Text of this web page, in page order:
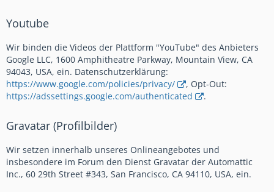
Youtube
Wir binden die Videos der Plattform "YouTube" des Anbieters
Google LLC, 1600 Amphitheatre Parkway, Mountain View, CA
94043, USA, ein. Datenschutzerklärung:
https://www.google.com/policies/privacy/
, Opt-Out:
https://adssettings.google.com/authenticated
.
Gravatar (Profilbilder)
Wir setzen innerhalb unseres Onlineangebotes und
insbesondere im Forum den Dienst Gravatar der Automattic
Inc., 60 29th Street #343, San Francisco, CA 94110, USA, ein.